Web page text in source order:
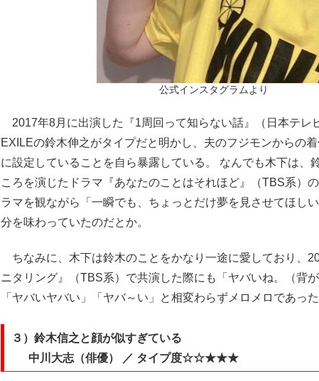
公式インスタグラムより
2017年8月に出演した『1周回って知らない話』（日本テレ
EXILEの鈴木伸之がタイプだと明かし、夫のフジモンからの
に設定していることを自ら暴露している。 なんでも木下は、
ころを演じたドラマ『あなたのことはそれほど』（TBS系）
ラマを観ながら「一瞬でも、ちょっとだけ夢を見させてほし
分を味わっていたのだとか。
ちなみに、木下は鈴木のことをかなり一途に愛しており、
ニタリング』（TBS系）で共演した際にも「ヤバいね。（背が
「ヤバいヤバい」「ヤバ～い」と相変わらずメロメロであった
３）鈴木信之と顔が似すぎている
中川大志（俳優） ／ タイプ度☆☆★★★